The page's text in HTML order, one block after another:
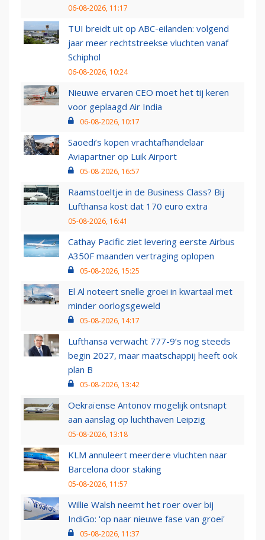
06-08-2026, 11:17
TUI breidt uit op ABC-eilanden: volgend
jaar meer rechtstreekse vluchten vanaf
Schiphol
06-08-2026, 10:24
Nieuwe ervaren CEO moet het tij keren
voor geplaagd Air India
06-08-2026, 10:17
Saoedi’s kopen vrachtafhandelaar
Aviapartner op Luik Airport
05-08-2026, 16:57
Raamstoeltje in de Business Class? Bij
Lufthansa kost dat 170 euro extra
05-08-2026, 16:41
Cathay Pacific ziet levering eerste Airbus
A350F maanden vertraging oplopen
05-08-2026, 15:25
El Al noteert snelle groei in kwartaal met
minder oorlogsgeweld
05-08-2026, 14:17
Lufthansa verwacht 777-9’s nog steeds
begin 2027, maar maatschappij heeft ook
plan B
05-08-2026, 13:42
Oekraïense Antonov mogelijk ontsnapt
aan aanslag op luchthaven Leipzig
05-08-2026, 13:18
KLM annuleert meerdere vluchten naar
Barcelona door staking
05-08-2026, 11:57
Willie Walsh neemt het roer over bij
IndiGo: 'op naar nieuwe fase van groei'
05-08-2026, 11:37